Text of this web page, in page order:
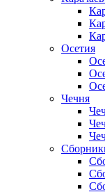
Осетия
Чечня